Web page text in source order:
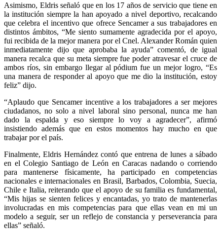
Asimismo, Eldris señaló que en los 17 años de servicio que tiene en
la institución siempre la han apoyado a nivel deportivo, recalcando
que celebra el incentivo que ofrece Sencamer a sus trabajadores en
distintos ámbitos, “Me siento sumamente agradecida por el apoyo,
fui recibida de la mejor manera por el Cnel. Alexander Román quien
inmediatamente dijo que aprobaba la ayuda” comentó, de igual
manera recalca que su meta siempre fue poder atravesar el cruce de
ambos ríos, sin embargo llegar al pódium fue un mejor logro, “Es
una manera de responder al apoyo que me dio la institución, estoy
feliz” dijo.
“Aplaudo que Sencamer incentive a los trabajadores a ser mejores
ciudadanos, no solo a nivel laboral sino personal, nunca me han
dado la espalda y eso siempre lo voy a agradecer”, afirmó
insistiendo además que en estos momentos hay mucho en que
trabajar por el país.
Finalmente, Eldris Hernández contó que entrena de lunes a sábado
en el Colegio Santiago de León en Caracas nadando o corriendo
para mantenerse físicamente, ha participado en competencias
nacionales e internacionales en Brasil, Barbados, Colombia, Suecia,
Chile e Italia, reiterando que el apoyo de su familia es fundamental,
“Mis hijas se sienten felices y encantadas, yo trato de mantenerlas
involucradas en mis competencias para que ellas vean en mi un
modelo a seguir, ser un reflejo de constancia y perseverancia para
ellas” señaló.